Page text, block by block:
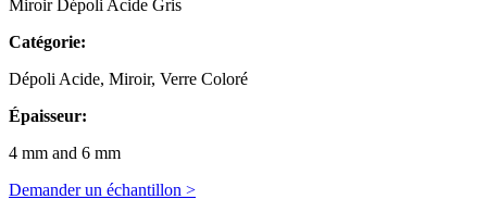
Miroir Dépoli Acide Gris
Catégorie:
Dépoli Acide, Miroir, Verre Coloré
Épaisseur:
4 mm and 6 mm
Demander un échantillon >